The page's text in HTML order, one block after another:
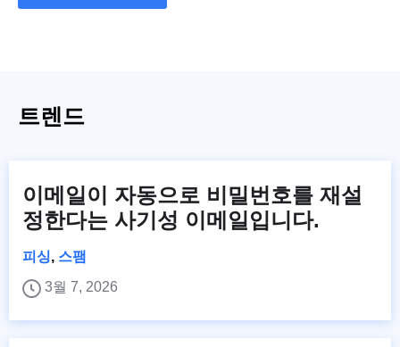
트렌드
이메일이 자동으로 비밀번호를 재설
정한다는 사기성 이메일입니다.
피싱, 스팸
3월 7, 2026